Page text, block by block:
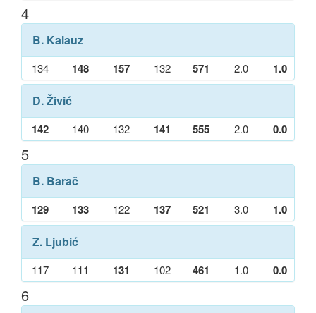
4
B. Kalauz
134 148 157 132 571 2.0 1.0
D. Živić
142 140 132 141 555 2.0 0.0
5
B. Barač
129 133 122 137 521 3.0 1.0
Z. Ljubić
117 111 131 102 461 1.0 0.0
6